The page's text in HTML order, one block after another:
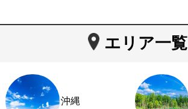
エリア一覧
沖縄